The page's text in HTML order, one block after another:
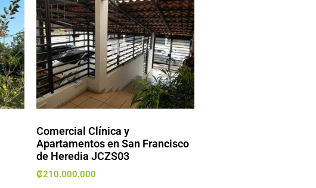
Comercial Clínica y
Apartamentos en San Francisco
de Heredia JCZS03
₡210.000.000